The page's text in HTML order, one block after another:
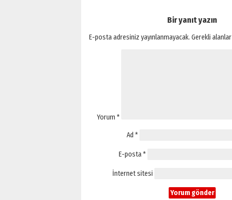
Bir yanıt yazın
E-posta adresiniz yayınlanmayacak. Gerekli alanlar
Yorum *
Ad *
E-posta*
İnternet sitesi